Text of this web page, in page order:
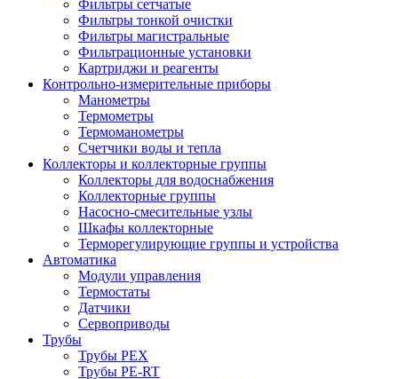
Фильтры сетчатые
Фильтры тонкой очистки
Фильтры магистральные
Фильтрационные установки
Картриджи и реагенты
Контрольно-измерительные приборы
Манометры
Термометры
Термоманометры
Счетчики воды и тепла
Коллекторы и коллекторные группы
Коллекторы для водоснабжения
Коллекторные группы
Насосно-смесительные узлы
Шкафы коллекторные
Терморегулирующие группы и устройства
Автоматика
Модули управления
Термостаты
Датчики
Сервоприводы
Трубы
Трубы PEX
Трубы PE-RT